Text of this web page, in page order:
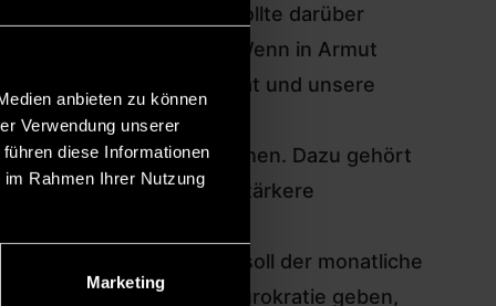
anbieten zu können
Verwendung unserer
diese Informationen
Rahmen Ihrer Nutzung
Marketing
sollte darüber
unsere Demokratie. Wenn in Armut
in unseren Staat und unsere
gefährlichen Parolen.
entschlossen anzugehen. Dazu gehört
Betroffene und eine stärkere
haben.
verständigt: So soll der monatliche
soll es weniger Bürokratie geben,